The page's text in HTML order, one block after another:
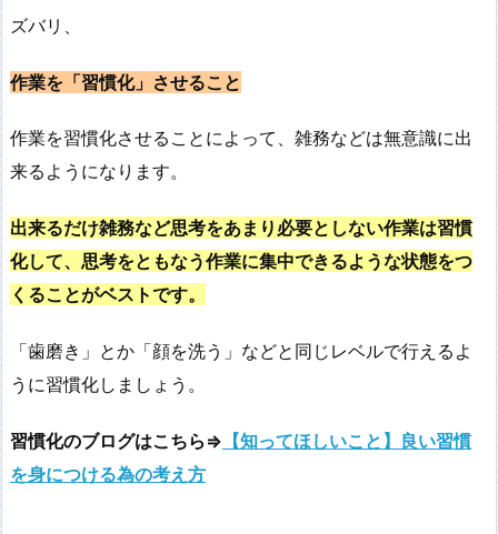
ズバリ、
作業を「習慣化」させること
作業を習慣化させることによって、雑務などは無意識に出
来るようになります。
出来るだけ雑務など思考をあまり必要としない作業は習慣
化して、思考をともなう作業に集中できるような状態をつ
くることがベストです。
「歯磨き」とか「顔を洗う」などと同じレベルで行えるよ
うに習慣化しましょう。
習慣化のブログはこちら⇒ 【知ってほしいこと】良い習慣
を身につける為の考え方